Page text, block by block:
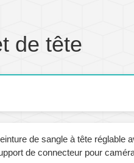
de tête
de sangle à tête réglable
de connecteur pour